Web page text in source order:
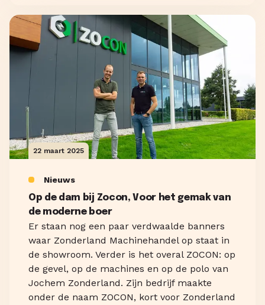
22 maart 2025
Nieuws
Op de dam bij Zocon, Voor het gemak van
de moderne boer
Er staan nog een paar verdwaalde banners
waar Zonderland Machinehandel op staat in
de showroom. Verder is het overal ZOCON: op
de gevel, op de machines en op de polo van
Jochem Zonderland. Zijn bedrijf maakte
onder de naam ZOCON, kort voor Zonderland